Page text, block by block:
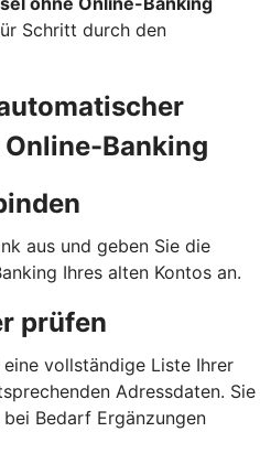
Schritt durch den
Banking
aus und geben Sie die
Ihres alten Kontos an.
prüfen
vollständige Liste Ihrer
Adressdaten. Sie
Bedarf Ergänzungen